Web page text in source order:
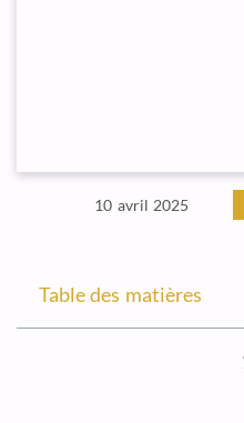
10 avril 2025
Table des matières